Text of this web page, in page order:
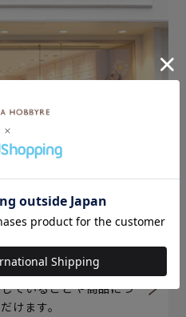
て
ていることや商品につ
けます。